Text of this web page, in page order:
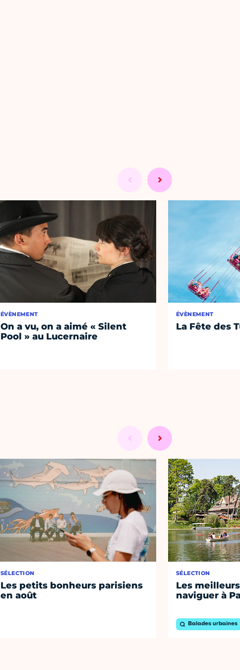
ÉVÈNEMENT
On a vu, on a aimé « Silent
Pool » au Lucernaire
ÉVÈNEMENT
La Fête des
SÉLECTION
Les petits bonheurs parisiens
en août
SÉLECTION
Les
naviguer à
Balades urbaines